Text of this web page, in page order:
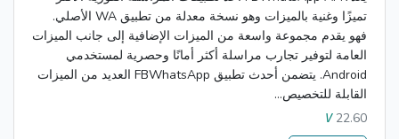
تميزًا وغنية بالميزات وهو نسخة معدلة من تطبيق WA الأصلي.
فهو يقدم مجموعة واسعة من الميزات الإضافية إلى جانب الميزات
العامة لتوفير تجارب مراسلة أكثر أمانًا وحصرية لمستخدمي
Android. يتضمن أحدث تطبيق FBWhatsApp العديد من الميزات
القابلة للتخصيص...
V22.60